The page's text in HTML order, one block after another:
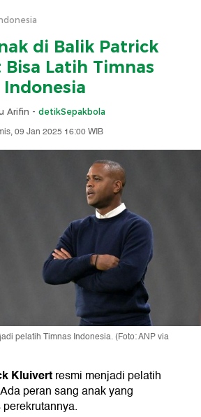
di Balik Patrick
Latih Timnas
Indonesia
Arifin - detikSepakbola
09 Jan 2025 16:00 WIB
pelatih Timnas Indonesia. (Foto: ANP via
Kluivertresmi menjadi pelatih
peran sang anak yang